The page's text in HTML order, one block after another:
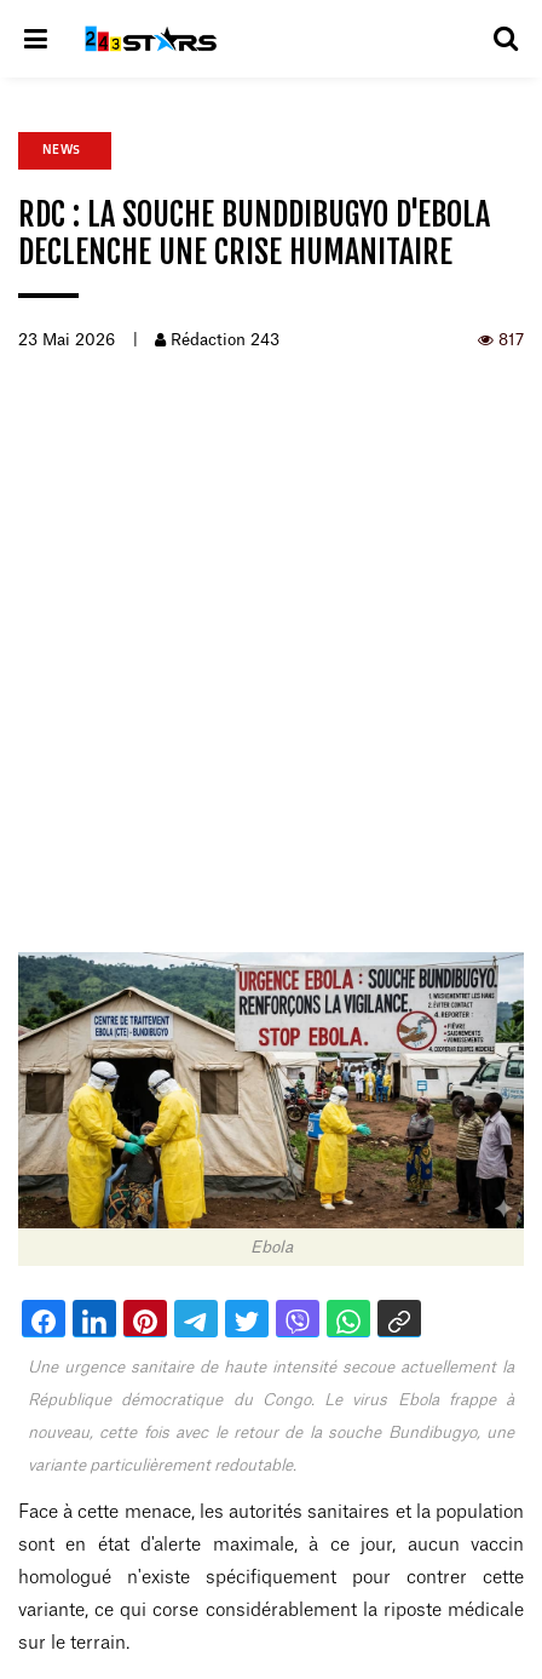
NEWS
RDC : LA SOUCHE BUNDDIBUGYO D'EBOLA
DECLENCHE UNE CRISE HUMANITAIRE
23 Mai 2026 Rédaction 243 817
Ebola
Une urgence sanitaire de haute intensité secoue actuellement la
République démocratique du Congo. Le virus Ebola frappe à
nouveau, cette fois avec le retour de la souche Bundibugyo, une
variante particulièrement redoutable.
Face à cette menace, les autorités sanitaires et la population
sont en état d'alerte maximale, à ce jour, aucun vaccin
homologué n'existe spécifiquement pour contrer cette
variante, ce qui corse considérablement la riposte médicale
sur le terrain.